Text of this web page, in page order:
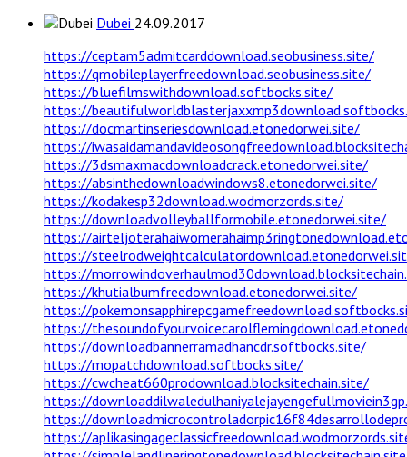
Dubei 24.09.2017
https://ceptam5admitcarddownload.seobusiness.site/
https://qmobileplayerfreedownload.seobusiness.site/
https://bluefilmswithdownload.softbocks.site/
https://
https://docmartinseriesdownload.etonedorwei.site/
https://
https://3dsmaxmacdownloadcrack.etonedorwei.site/
https://absinthedownloadwindows8.etonedorwei.site/
https://kodakesp32download.wodmorzords.site/
https://downloadvolleyballformobile.etonedorwei.site/
https://
https://
https://
https://khutialbumfreedownload.etonedorwei.site/
https://
https://
https://downloadbannerramadhancdr.softbocks.site/
https://mopatchdownload.softbocks.site/
https://cwcheat660prodownload.blocksitechain.site/
https://
https://
https://